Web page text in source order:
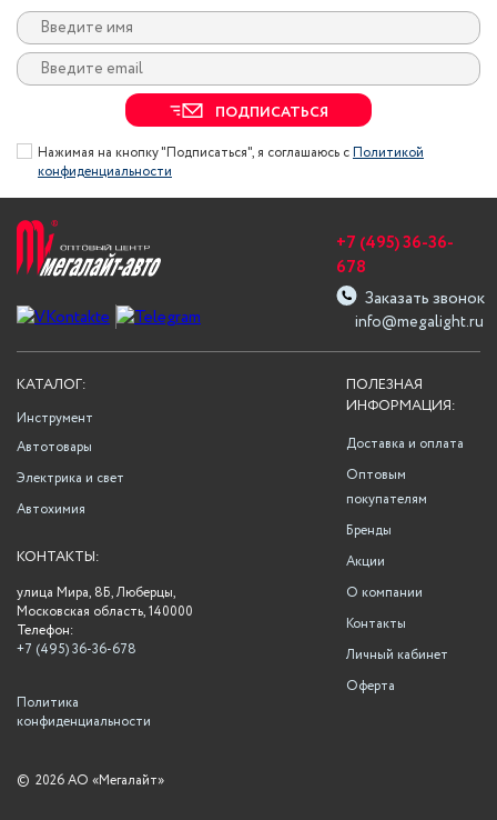
ПОДПИСАТЬСЯ
Нажимая на кнопку "Подписаться", я соглашаюсь сПолитикой
конфиденциальности
info@megalight.ru
+7 (495) 36-36-
678
Заказать звонок
ПОЛЕЗНАЯ
ИНФОРМАЦИЯ:
Доставка и оплата
Оптовым
покупателям
Бренды
Акции
О компании
Контакты
Личный кабинет
Оферта
КАТАЛОГ:
Инструмент
Автотовары
Электрика и свет
Автохимия
КОНТАКТЫ:
улица Мира, 8Б, Люберцы,
Московская область, 140000
Телефон:
+7 (495) 36-36-678
Политика
конфиденциальности
© 2026 АО «Мегалайт»